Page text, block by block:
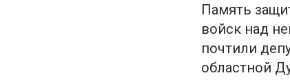
Память
войск над
почтили
областной